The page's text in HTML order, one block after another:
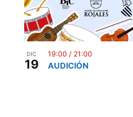
DIC
19 AUDICIÓN
19:00 / 21:00